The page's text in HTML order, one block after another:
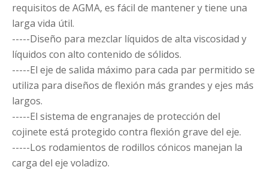
requisitos de AGMA, es fácil de mantener y tiene una
larga vida útil.
-----Diseño para mezclar líquidos de alta viscosidad y
líquidos con alto contenido de sólidos.
-----El eje de salida máximo para cada par permitido se
utiliza para diseños de flexión más grandes y ejes más
largos.
-----El sistema de engranajes de protección del
cojinete está protegido contra flexión grave del eje.
-----Los rodamientos de rodillos cónicos manejan la
carga del eje voladizo.